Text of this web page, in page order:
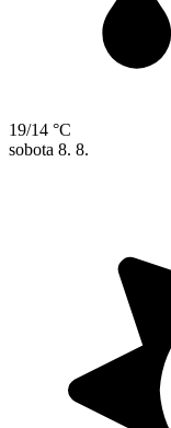
19/14 °C
sobota 8. 8.